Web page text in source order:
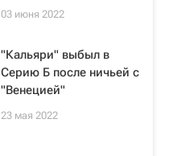
03 июня 2022
"Кальяри" выбыл в
Серию Б после ничьей с
"Венецией"
23 мая 2022